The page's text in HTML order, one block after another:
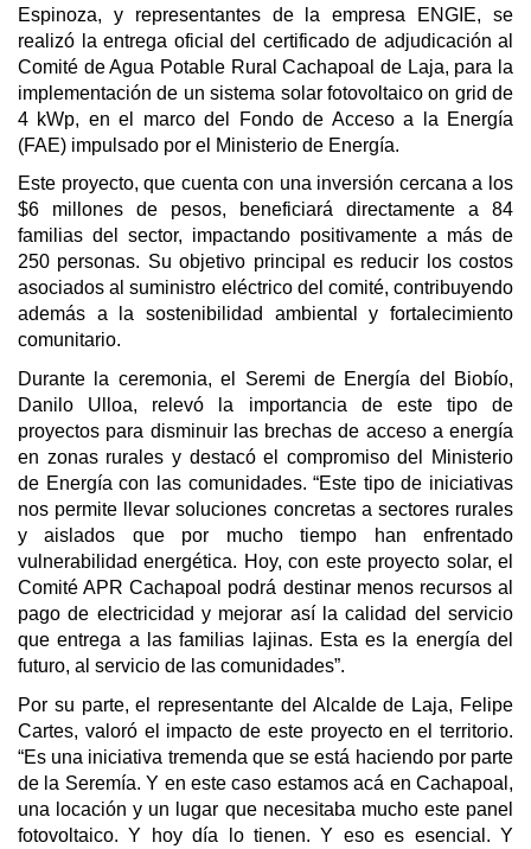
Espinoza, y representantes de la empresa ENGIE, se
realizó la entrega oficial del certificado de adjudicación al
Comité de Agua Potable Rural Cachapoal de Laja, para la
implementación de un sistema solar fotovoltaico on grid de
4 kWp, en el marco del Fondo de Acceso a la Energía
(FAE) impulsado por el Ministerio de Energía.
Este proyecto, que cuenta con una inversión cercana a los
$6 millones de pesos, beneficiará directamente a 84
familias del sector, impactando positivamente a más de
250 personas. Su objetivo principal es reducir los costos
asociados al suministro eléctrico del comité, contribuyendo
además a la sostenibilidad ambiental y fortalecimiento
comunitario.
Durante la ceremonia, el Seremi de Energía del Biobío,
Danilo Ulloa, relevó la importancia de este tipo de
proyectos para disminuir las brechas de acceso a energía
en zonas rurales y destacó el compromiso del Ministerio
de Energía con las comunidades. “Este tipo de iniciativas
nos permite llevar soluciones concretas a sectores rurales
y aislados que por mucho tiempo han enfrentado
vulnerabilidad energética. Hoy, con este proyecto solar, el
Comité APR Cachapoal podrá destinar menos recursos al
pago de electricidad y mejorar así la calidad del servicio
que entrega a las familias lajinas. Esta es la energía del
futuro, al servicio de las comunidades”.
Por su parte, el representante del Alcalde de Laja, Felipe
Cartes, valoró el impacto de este proyecto en el territorio.
“Es una iniciativa tremenda que se está haciendo por parte
de la Seremía. Y en este caso estamos acá en Cachapoal,
una locación y un lugar que necesitaba mucho este panel
fotovoltaico. Y hoy día lo tienen. Y eso es esencial. Y